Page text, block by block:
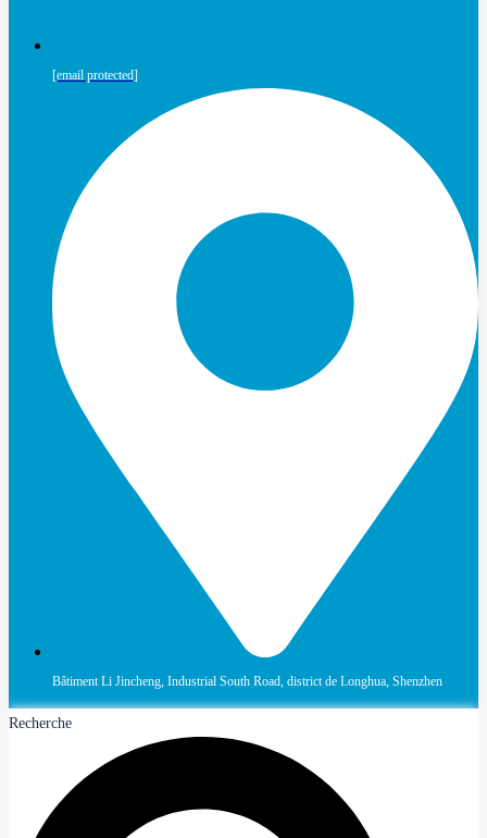
[email protected]
Bâtiment Li Jincheng, Industrial South Road, district de Longhua, Shenzhen
Recherche